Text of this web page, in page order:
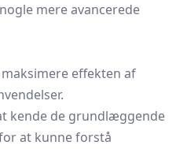
mere avancerede
effekten af
kende de grundlæggende
at kunne forstå